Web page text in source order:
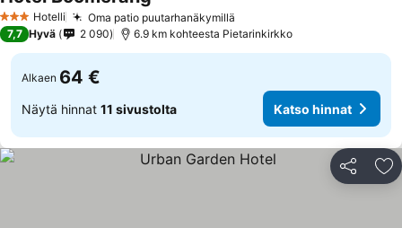
3 Tähtiluokitus
Hotelli Oma patio puutarhanäkymillä
7,7 Hyvä 2 090 6.9 km kohteesta Pietarinkirkko
Alkaen 64 €
Näytä hinnat 11 sivustolta Katso hinnat
Jaa